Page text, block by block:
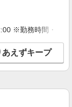
※勤務時間・日
あえずキープ